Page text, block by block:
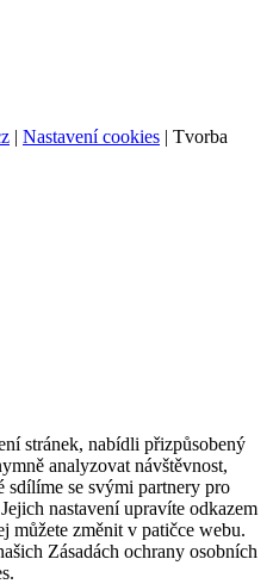
| Nastavení cookies | Tvorba
stránek, nabídli přizpůsobený
analyzovat návštěvnost,
sdílíme se svými partnery pro
nastavení upravíte odkazem
můžete změnit v patičce webu.
Zásadách ochrany osobních